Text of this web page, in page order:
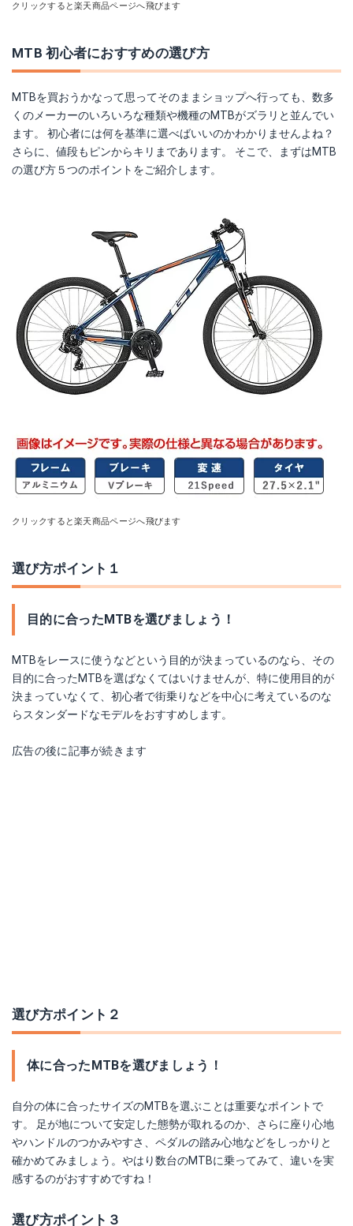
クリックすると楽天商品ページへ飛びます
MTB 初心者におすすめの選び方
MTBを買おうかなって思ってそのままショップへ行っても、数多
くのメーカーのいろいろな種類や機種のMTBがズラリと並んでい
ます。 初心者には何を基準に選べばいいのかわかりませんよね？
さらに、値段もピンからキリまであります。 そこで、まずはMTB
の選び方５つのポイントをご紹介します。
クリックすると楽天商品ページへ飛びます
選び方ポイント１
目的に合ったMTBを選びましょう！
MTBをレースに使うなどという目的が決まっているのなら、その
目的に合ったMTBを選ばなくてはいけませんが、特に使用目的が
決まっていなくて、初心者で街乗りなどを中心に考えているのな
らスタンダードなモデルをおすすめします。
広告の後に記事が続きます
選び方ポイント２
体に合ったMTBを選びましょう！
自分の体に合ったサイズのMTBを選ぶことは重要なポイントで
す。 足が地について安定した態勢が取れるのか、さらに座り心地
やハンドルのつかみやすさ、ペダルの踏み心地などをしっかりと
確かめてみましょう。やはり数台のMTBに乗ってみて、違いを実
感するのがおすすめですね！
選び方ポイント３